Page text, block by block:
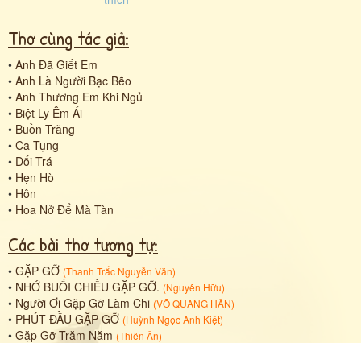
Thơ cùng tác giả:
• Anh Đã Giết Em
• Anh Là Người Bạc Bẽo
• Anh Thương Em Khi Ngủ
• Biệt Ly Êm Ái
• Buồn Trăng
• Ca Tụng
• Dối Trá
• Hẹn Hò
• Hôn
• Hoa Nở Để Mà Tàn
Các bài thơ tương tự:
• GẶP GỠ (Thanh Trắc Nguyễn Văn)
• NHỚ BUỔI CHIỀU GẶP GỠ. (Nguyên Hữu)
• Người Ơi Gặp Gỡ Làm Chi (VÕ QUANG HÂN)
• PHÚT ĐẦU GẶP GỠ (Huỳnh Ngọc Anh Kiệt)
• Gặp Gỡ Trăm Năm (Thiên Ân)